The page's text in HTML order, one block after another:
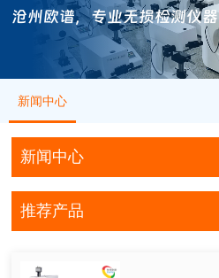
产品中心
新闻中心
技术支持
汇款方式
联系我们
沧州欧谱，专业无损检测仪
新闻中心
新闻中心
推荐产品